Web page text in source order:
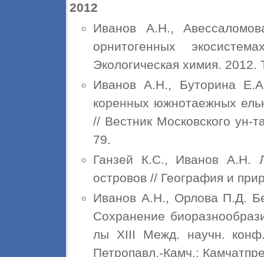
2012
Иванов А.Н.,
орнитогенных
Экологическая химия.
Иванов А.Н., Буторина
коренных южнотаежных
// Вестник Московского
79.
Ганзей К.С., Иванов А.Н.
островов // География и
Иванов А.Н., Орлова П.Д.
Сохранение
лы XIII Межд. научн. конф.
Петропавл.-Камч.: